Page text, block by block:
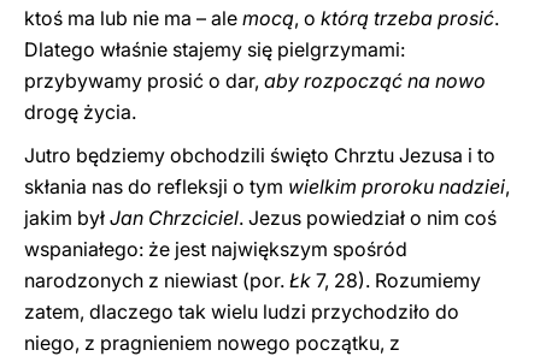
ktoś ma lub nie ma – ale mocą, o którą trzeba prosić.
Dlatego właśnie stajemy się pielgrzymami:
przybywamy prosić o dar, aby rozpocząć na nowo
drogę życia.
Jutro będziemy obchodzili święto Chrztu Jezusa i to
skłania nas do refleksji o tym wielkim proroku nadziei,
jakim był Jan Chrzciciel. Jezus powiedział o nim coś
wspaniałego: że jest największym spośród
narodzonych z niewiast (por. Łk 7, 28). Rozumiemy
zatem, dlaczego tak wielu ludzi przychodziło do
niego, z pragnieniem nowego początku, z